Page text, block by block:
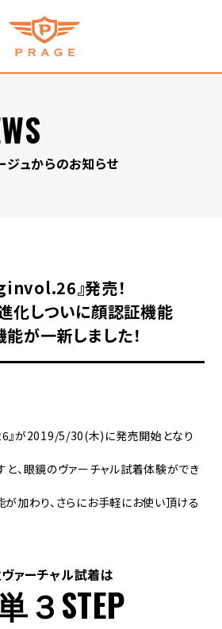
ジュからのお知らせ
』発売！
化しついに顔認証機能
が一新しました！
』が2019/5/30(木)に発売開始となり
、眼鏡のヴァーチャル試着体験ができ
加わり、さらにお手軽にお使い頂ける
ァーチャル試着は
３STEP